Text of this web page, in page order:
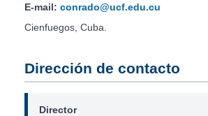
E-mail: conrado@ucf.edu.cu
Cienfuegos, Cuba.
Dirección de contacto
Director